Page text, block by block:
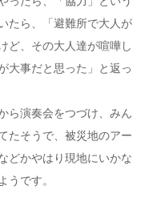
たら、「避難所で大人が
ど、その大人達が喧嘩し
大事だと思った」と返っ
ら演奏会をつづけ、みん
たそうで、被災地のアー
どかやはり現地にいかな
うです。